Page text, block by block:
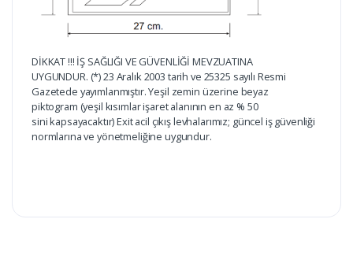
DİKKAT !!! İŞ SAĞLIĞI VE GÜVENLİĞİ MEVZUATINA
UYGUNDUR. (*) 23 Aralık 2003 tarih ve 25325 sayılı Resmi
Gazetede yayımlanmıştır. Yeşil zemin üzerine beyaz
piktogram (yeşil kısımlar işaret alanının en az % 50
sini kapsayacaktır) Exit acil çıkış levhalarımız; güncel iş güvenliği
normlarına ve yönetmeliğine uygundur.